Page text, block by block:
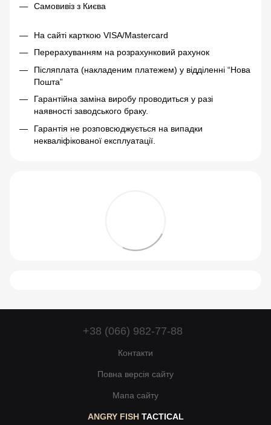
Самовивіз з Києва
На сайті карткою VISA/Mastercard
Перерахуванням на розрахунковий рахунок
Післяплата (накладеним платежем) у відділенні “Нова
Пошта”
Гарантійна заміна виробу проводиться у разі
наявності заводського браку.
Гарантія не розповсюджується на випадки
некваліфікованої експлуатації.
+38 (066) 982-77-88
Контакти
Повна версія сайту
Мапа сайту
ANGRY FISH TACTICAL